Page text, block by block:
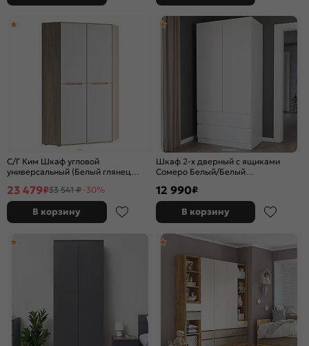
С/Г Ким Шкаф угловой
универсальный (Белый глянец
23 479₽33 541 ₽ -30%
В корзину
Шкаф 2-х дверный с ящиками
Сомеро Белый/Белый
12 990₽
В корзину